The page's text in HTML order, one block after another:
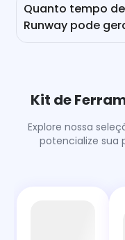
Runway IA, você
que deseja.
Quanto tempo
Runway pode
do vídeo.
Kit de
Explore nossa
potencialize sua